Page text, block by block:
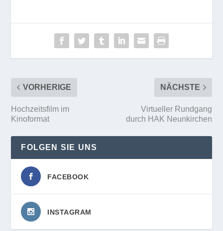
VORHERIGE
Hochzeitsfilm im
Kinoformat
NÄCHSTE
Virtueller Rundgang
durch HAK Neunkirchen
FOLGEN SIE UNS
FACEBOOK
INSTAGRAM